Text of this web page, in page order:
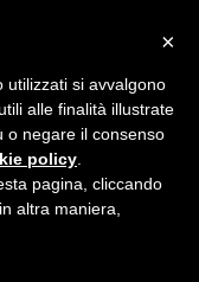
×
utilizzati si avvalgono
alle finalità illustrate
o negare il consenso
policy
pagina, cliccando
altra maniera,